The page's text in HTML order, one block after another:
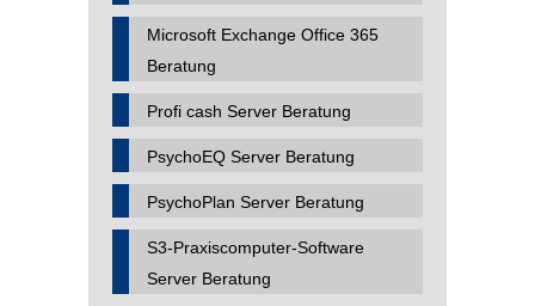
Microsoft Exchange Office 365
Beratung
Profi cash Server Beratung
PsychoEQ Server Beratung
PsychoPlan Server Beratung
S3-Praxiscomputer-Software
Server Beratung